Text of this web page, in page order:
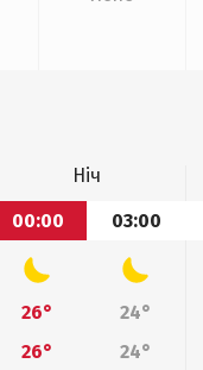
Ніч
00:00
03:00
26° 24°
26°
24°